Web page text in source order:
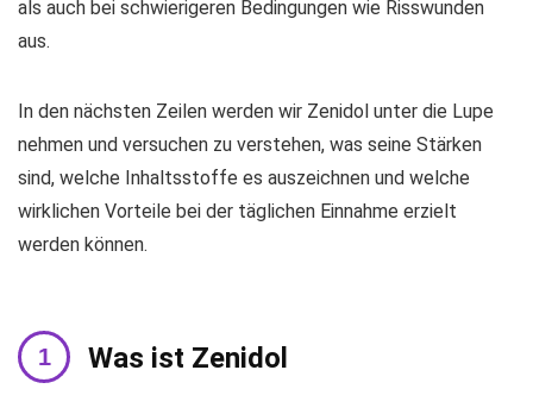
als auch bei schwierigeren Bedingungen wie Risswunden
aus.
In den nächsten Zeilen werden wir Zenidol unter die Lupe
nehmen und versuchen zu verstehen, was seine Stärken
sind, welche Inhaltsstoffe es auszeichnen und welche
wirklichen Vorteile bei der täglichen Einnahme erzielt
werden können.
Was ist Zenidol